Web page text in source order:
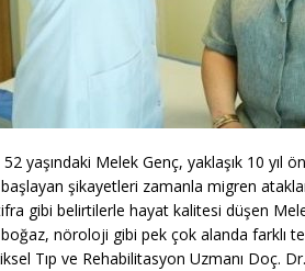
yaşındaki Melek Genç, yaklaşık 10 yıl
başlayan şikayetleri zamanla migren
gibi belirtilerle hayat kalitesi düşen
nöroloji gibi pek çok alanda farklı
Tıp ve Rehabilitasyon Uzmanı Doç.